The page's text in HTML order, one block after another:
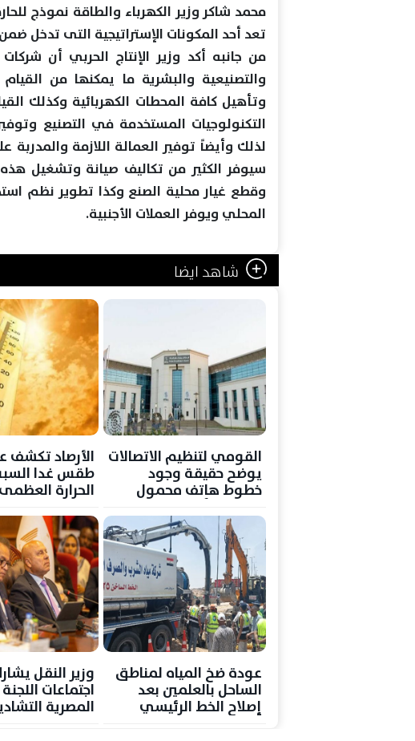
محمد شاكر وزير الكهرباء والطاقة نموذج
تعد أحد المكونات الإستراتيجية التى تدخل
من جانبه أكد وزير الإنتاج الحربي أن شركات
والتصنيعية والبشرية ما يمكنها من
وتأهيل كافة المحطات الكهربائية وكذلك
التكنولوجيات المستخدمة في التصنيع
لذلك وأيضاً توفير العمالة اللازمة
سيوفر الكثير من تكاليف صيانة وتشغيل
وقطع غيار محلية الصنع وكذا تطوير نظم
المحلي ويوفر العملات الأجنبية.
شاهد ايضا
القومي لتنظيم الاتصالات
يوضح حقيقة وجود
خطوط هاتف محمول
المواطنين دون علمهم
الأرصاد تكشف
طقس غدا
الحرارة
عودة ضخ المياه لمناطق
الساحل بالعلمين بعد
إصلاح الخط الرئيسي
وزير النقل
اجتماعات
المصرية